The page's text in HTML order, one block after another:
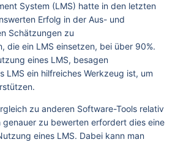
System (LMS) hatte in den letzten
Erfolg in der Aus- und
Schätzungen zu
die ein LMS einsetzen, bei über 90%.
eines LMS, besagen
LMS ein hilfreiches Werkzeug ist, um
zu anderen Software-Tools relativ
genauer zu bewerten erfordert dies eine
eines LMS. Dabei kann man